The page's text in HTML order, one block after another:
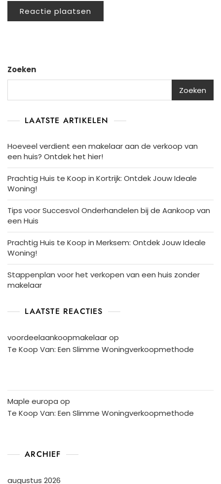
Zoeken
Zoeken
LAATSTE ARTIKELEN
Hoeveel verdient een makelaar aan de verkoop van
een huis? Ontdek het hier!
Prachtig Huis te Koop in Kortrijk: Ontdek Jouw Ideale
Woning!
Tips voor Succesvol Onderhandelen bij de Aankoop van
een Huis
Prachtig Huis te Koop in Merksem: Ontdek Jouw Ideale
Woning!
Stappenplan voor het verkopen van een huis zonder
makelaar
LAATSTE REACTIES
voordeelaankoopmakelaarop
Te Koop Van: Een Slimme Woningverkoopmethode
Maple europa op
Te Koop Van: Een Slimme Woningverkoopmethode
ARCHIEF
augustus 2026